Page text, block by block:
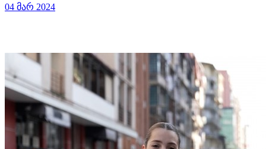
04 მარ 2024